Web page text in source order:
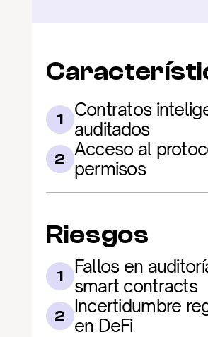
1
Contratos
auditados
2 Acceso al
permisos
Riesgos
1
Fallos en
smart contracts
2 Incertidumbre
en DeFi